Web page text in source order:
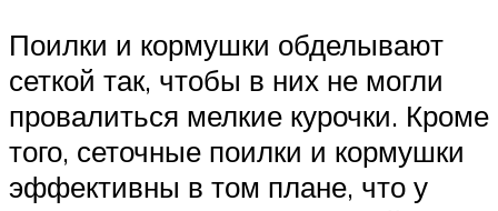
Поилки и кормушки обделывают
сеткой так, чтобы в них не могли
провалиться мелкие курочки. Кроме
того, сеточные поилки и кормушки
эффективны в том плане, что у